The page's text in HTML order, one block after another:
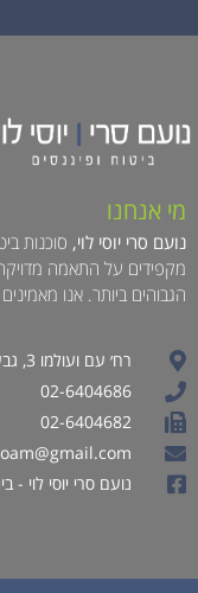
מי אנחנו
נועם סרי יוסי לוי, סוכנות
מקפידים על התאמה מדויקת
הגבוהים ביותר. אנו
רח׳ עם ועולמו 3, גבעת שאול, ירושלים
02-6404686
02-6404682
נועם סרי יוסי לוי -